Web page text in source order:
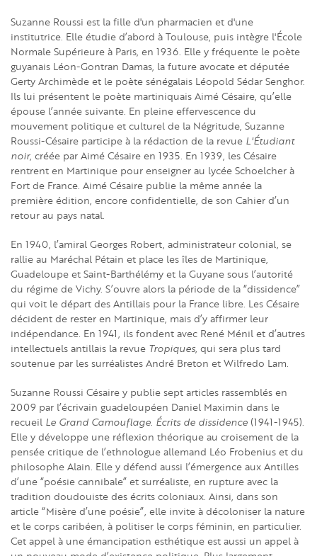
Suzanne Roussi est la fille d'un pharmacien et d'une
institutrice. Elle étudie d’abord à Toulouse, puis intègre l'École
Normale Supérieure à Paris, en 1936. Elle y fréquente le poète
guyanais Léon-Gontran Damas, la future avocate et députée
Gerty Archimède et le poète sénégalais Léopold Sédar Senghor.
Ils lui présentent le poète martiniquais Aimé Césaire, qu’elle
épouse l’année suivante. En pleine effervescence du
mouvement politique et culturel de la Négritude, Suzanne
Roussi-Césaire participe à la rédaction de la revue L'Étudiant
noir, créée par Aimé Césaire en 1935. En 1939, les Césaire
rentrent en Martinique pour enseigner au lycée Schoelcher à
Fort de France. Aimé Césaire publie la même année la
première édition, encore confidentielle, de son Cahier d’un
retour au pays natal.
En 1940, l’amiral Georges Robert, administrateur colonial, se
rallie au Maréchal Pétain et place les îles de Martinique,
Guadeloupe et Saint-Barthélémy et la Guyane sous l’autorité
du régime de Vichy. S’ouvre alors la période de la “dissidence”
qui voit le départ des Antillais pour la France libre. Les Césaire
décident de rester en Martinique, mais d’y affirmer leur
indépendance. En 1941, ils fondent avec René Ménil et d’autres
intellectuels antillais la revue Tropiques , qui sera plus tard
soutenue par les surréalistes André Breton et Wilfredo Lam.
Suzanne Roussi Césaire y publie sept articles rassemblés en
2009 par l’écrivain guadeloupéen Daniel Maximin dans le
recueil Le Grand Camouflage Écrits de dissidence (1941-1945).
Elle y développe une réflexion théorique au croisement de la
pensée critique de l’ethnologue allemand Léo Frobenius et du
philosophe Alain. Elle y défend aussi l’émergence aux Antilles
d’une “poésie cannibale” et surréaliste, en rupture avec la
tradition doudouiste des écrits coloniaux. Ainsi, dans son
article “Misère d’une poésie”, elle invite à décoloniser la nature
et le corps caribéen, à politiser le corps féminin, en particulier.
Cet appel à une émancipation esthétique est aussi un appel à